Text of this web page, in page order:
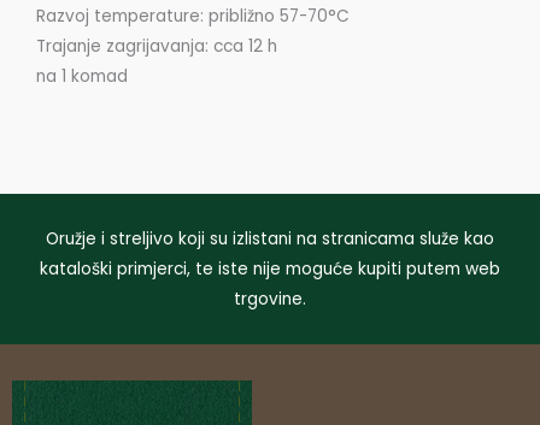
Razvoj temperature: približno 57-70°C
Trajanje zagrijavanja: cca 12 h
na 1 komad
Oružje i streljivo koji su izlistani na stranicama služe kao
kataloški primjerci, te iste nije moguće kupiti putem web
trgovine.